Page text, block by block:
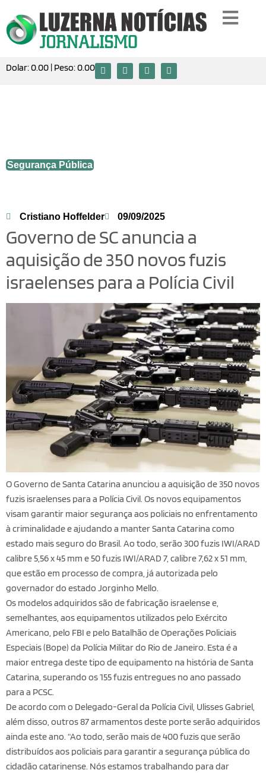
Dolar:0.00 | Peso:0.00
Segurança Pública
Cristiano Hoffelder 09/09/2025
Governo de SC anuncia a
aquisição de 350 novos fuzis
israelenses para a Polícia Civil
O Governo de Santa Catarina anunciou a aquisição de 350 novos
fuzis israelenses para a Polícia Civil. Os novos equipamentos
visam garantir maior segurança aos policiais no enfrentamento
à criminalidade e ajudando a manter Santa Catarina como
estado mais seguro do Brasil. Ao todo, serão 300 fuzis IWI/ARAD
calibre 5,56 x 45 mm e 50 fuzis IWI/ARAD 7, calibre 7,62 x 51 mm,
que estão em processo de compra, já autorizada pelo
governador do estado Jorginho Mello.
Os modelos adquiridos são de fabricação israelense e,
semelhantes, aos equipamentos utilizados pelo Exército
Americano, pelo FBI e pelo Batalhão de Operações Policiais
Especiais (Bope) da Polícia Militar do Rio de Janeiro. Esta é a
maior entrega deste tipo de equipamento na história de Santa
Catarina, superando os 155 fuzis entregues no ano passado
para a PCSC.
De acordo com o Delegado-Geral da Polícia Civil, Ulisses Gabriel,
além disso, outros 87 armamentos deste porte serão adquiridos
ainda este ano. “Ao todo, serão mais de 400 fuzis que serão
distribuídos aos policiais para garantir a segurança pública do
cidadão catarinense. Nós estamos trabalhando para dar